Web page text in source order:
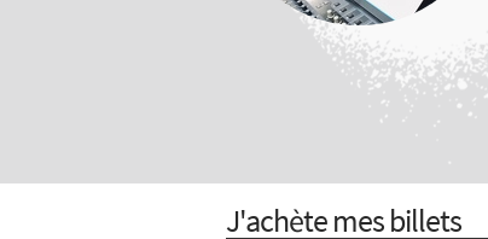
J'achète mes billets